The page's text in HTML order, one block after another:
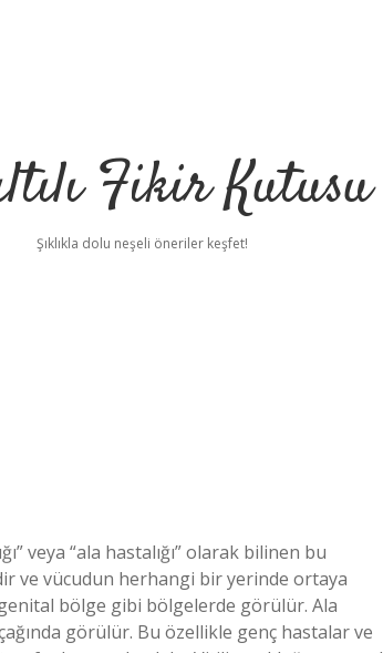
Fikir Kutusu
Şıklıkla dolu neşeli öneriler keşfet!
veya “ala hastalığı” olarak bilinen bu
ve vücudun herhangi bir yerinde ortaya
bölge gibi bölgelerde görülür. Ala
görülür. Bu özellikle genç hastalar ve